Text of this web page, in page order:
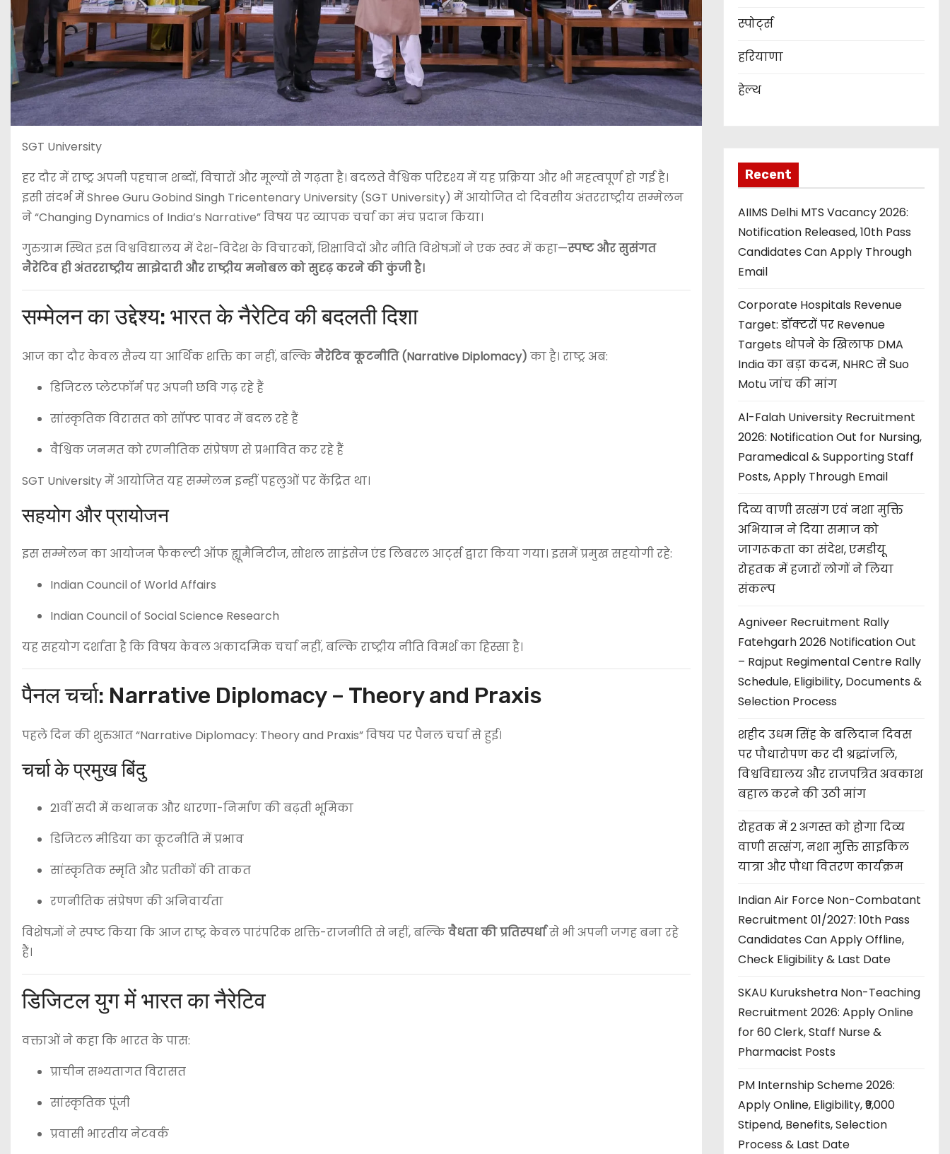
SGT University
हर दौर में राष्ट्र अपनी पहचान शब्दों, विचारों और मूल्यों से गढ़ता है। बदलते वैश्विक परिदृश्य में यह प्रक्रिया और भी महत्वपूर्ण हो गई है।
इसी संदर्भ मेंShree Guru Gobind Singh Tricentenary University (SGT University) में आयोजित दो दिवसीय अंतरराष्ट्रीय सम्मेलन
ने “Changing Dynamics of India’s Narrative” विषय पर व्यापक चर्चा का मंच प्रदान किया।
गुरुग्राम स्थित इस विश्वविद्यालय में देश-विदेश के विचारकों, शिक्षाविदों और नीति विशेषज्ञों ने एक स्वर में कहा—स्पष्ट और सुसंगत
नैरेटिव ही अंतरराष्ट्रीय साझेदारी और राष्ट्रीय मनोबल को सुदृढ़ करने की कुंजी है।
सम्मेलन का उद्देश्य: भारत के नैरेटिव की बदलती दिशा
आज का दौर केवल सैन्य या आर्थिक शक्ति का नहीं, बल्किनैरेटिव कूटनीति (Narrative Diplomacy) का है। राष्ट्र अब:
डिजिटल प्लेटफॉर्म पर अपनी छवि गढ़ रहे हैं
सांस्कृतिक विरासत को सॉफ्ट पावर में बदल रहे हैं
वैश्विक जनमत को रणनीतिक संप्रेषण से प्रभावित कर रहे हैं
SGT University में आयोजित यह सम्मेलन इन्हीं पहलुओं पर केंद्रित था।
सहयोग और प्रायोजन
इस सम्मेलन का आयोजन फैकल्टी ऑफ ह्यूमैनिटीज, सोशल साइंसेज एंड लिबरल आर्ट्स द्वारा किया गया। इसमें प्रमुख सहयोगी रहे:
Indian Council of World Affairs
Indian Council of Social Science Research
यह सहयोग दर्शाता है कि विषय केवल अकादमिक चर्चा नहीं, बल्कि राष्ट्रीय नीति विमर्श का हिस्सा है।
पैनल चर्चा: Narrative Diplomacy – Theory and Praxis
पहले दिन की शुरुआत “Narrative Diplomacy: Theory and Praxis” विषय पर पैनल चर्चा से हुई।
चर्चा के प्रमुख बिंदु
21वीं सदी में कथानक और धारणा-निर्माण की बढ़ती भूमिका
डिजिटल मीडिया का कूटनीति में प्रभाव
सांस्कृतिक स्मृति और प्रतीकों की ताकत
रणनीतिक संप्रेषण की अनिवार्यता
विशेषज्ञों ने स्पष्ट किया कि आज राष्ट्र केवल पारंपरिक शक्ति-राजनीति से नहीं, बल्किवैधता की प्रतिस्पर्धासे भी अपनी जगह बना रहे
हैं।
डिजिटल युग में भारत का नैरेटिव
वक्ताओं ने कहा कि भारत के पास:
प्राचीन सभ्यतागत विरासत
सांस्कृतिक पूंजी
प्रवासी भारतीय नेटवर्क
स्पोर्ट्स
हरियाणा
हेल्थ
Recent
AIIMS Delhi MTS Vacancy 2026:
Notification Released, 10th Pass
Candidates Can Apply Through
Email
Corporate Hospitals Revenue
Target: डॉक्टरों पर Revenue
Targets थोपने के खिलाफ DMA
India का बड़ा कदम, NHRC से Suo
Motu जांच की मांग
Al-Falah University Recruitment
2026: Notification Out for Nursing,
Paramedical & Supporting Staff
Posts, Apply Through Email
दिव्य वाणी सत्संग एवं नशा मुक्ति
अभियान ने दिया समाज को
जागरूकता का संदेश, एमडीयू
रोहतक में हजारों लोगों ने लिया
संकल्प
Agniveer Recruitment Rally
Fatehgarh 2026 Notification Out
– Rajput Regimental Centre Rally
Schedule, Eligibility, Documents &
Selection Process
शहीद उधम सिंह के बलिदान दिवस
पर पौधारोपण कर दी श्रद्धांजलि,
विश्वविद्यालय और राजपत्रित अवकाश
बहाल करने की उठी मांग
रोहतक में 2 अगस्त को होगा दिव्य
वाणी सत्संग, नशा मुक्ति साइकिल
यात्रा और पौधा वितरण कार्यक्रम
Indian Air Force Non-Combatant
Recruitment 01/2027: 10th Pass
Candidates Can Apply Offline,
Check Eligibility & Last Date
SKAU Kurukshetra Non-Teaching
Recruitment 2026: Apply Online
for 60 Clerk, Staff Nurse &
Pharmacist Posts
PM Internship Scheme 2026:
Apply Online, Eligibility, ₹9,000
Stipend, Benefits, Selection
Process & Last Date